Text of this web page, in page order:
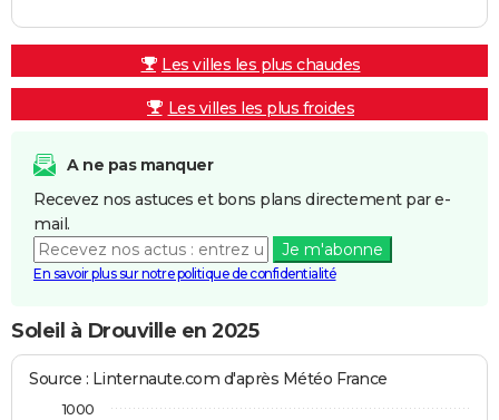
Les villes les plus chaudes
Les villes les plus froides
A ne pas manquer
Recevez nos astuces et bons plans directement par e-
mail.
Je m'abonne
En savoir plus sur notre politique de confidentialité
Soleil à Drouville en 2025
Source : Linternaute.com d'après Météo France
1000